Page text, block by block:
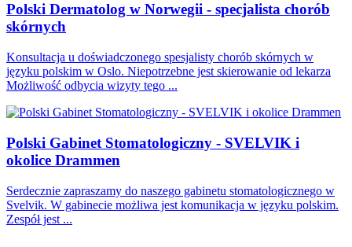
Polski Dermatolog w Norwegii - specjalista chorób
skórnych
Konsultacja u doświadczonego spesjalisty chorób skórnych w
języku polskim w Oslo. Niepotrzebne jest skierowanie od lekarza
Możliwość odbycia wizyty tego ...
Polski Gabinet Stomatologiczny - SVELVIK i
okolice Drammen
Serdecznie zapraszamy do naszego gabinetu stomatologicznego w
Svelvik. W gabinecie możliwa jest komunikacja w języku polskim.
Zespół jest ...